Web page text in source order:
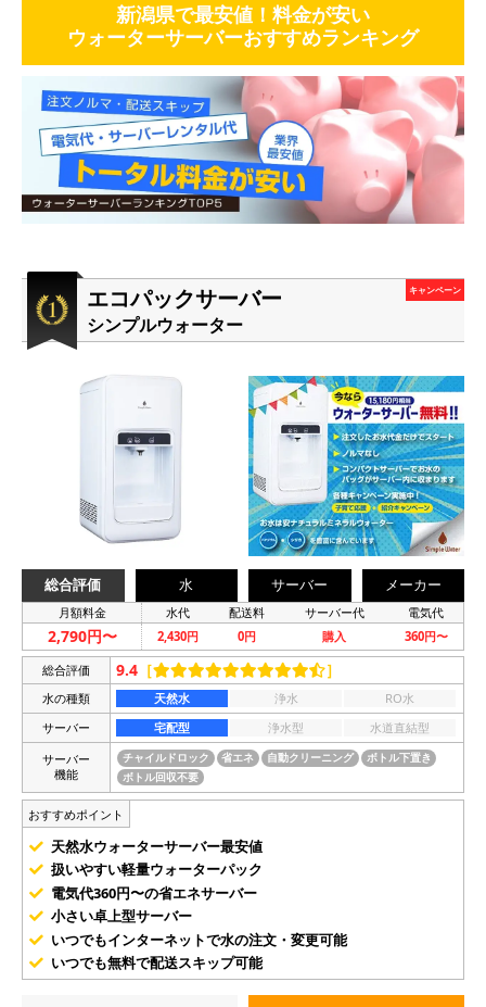
新潟県で最安値！料金が安い
ウォーターサーバーおすすめランキング
エコパックサーバー
シンプルウォーター
キャンペーン
総合評価 水 サーバー メーカー
月額料金 水代 配送料 サーバー代 電気代
2,790円〜 2,430円 0円 購入 360円〜
総合評価 9.4 ［ ］
水の種類 天然水 浄水
RO水
サーバー
宅配型 浄水型
水道直結型
サーバー
機能
チャイルドロック 省エネ 自動クリーニング
ボトル下置き
ボトル回収不要
おすすめポイント
天然水ウォーターサーバー最安値
扱いやすい軽量ウォーターパック
電気代360円〜の省エネサーバー
小さい卓上型サーバー
いつでもインターネットで水の注文・変更可能
いつでも無料で配送スキップ可能